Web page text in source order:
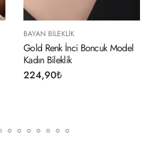
BAYAN BILEKLIK
Gold Renk İnci Boncuk Model
Kadın Bileklik
224,90₺